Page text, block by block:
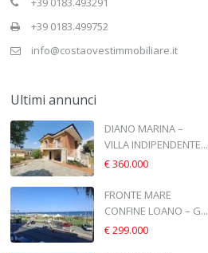
+39 0183.499752
info@costaovestimmobiliare.it
Ultimi annunci
DIANO MARINA –
VILLA INDIPENDENTE...
€ 360.000
FRONTE MARE
CONFINE LOANO – G...
€ 299.000